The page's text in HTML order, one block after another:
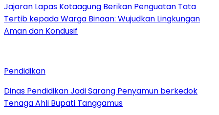
Jajaran Lapas Kotaagung Berikan Penguatan Tata
Tertib kepada Warga Binaan: Wujudkan Lingkungan
Aman dan Kondusif
Pendidikan
Dinas Pendidikan Jadi Sarang Penyamun berkedok
Tenaga Ahli Bupati Tanggamus